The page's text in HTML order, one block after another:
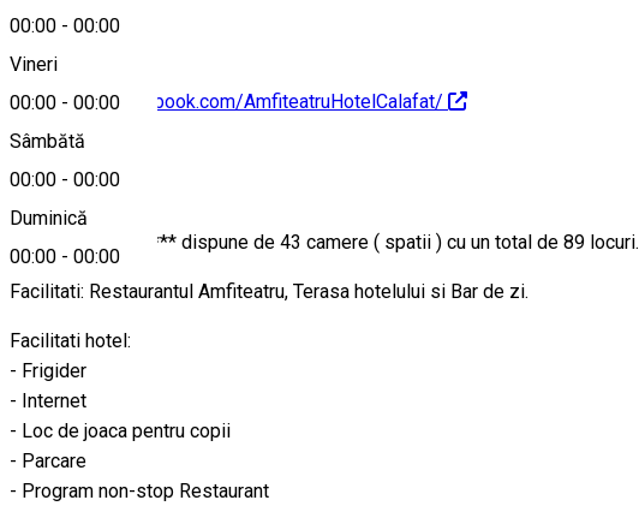
00:00 - 00:00
Vineri
00:00 - 00:00
Sâmbătă
00:00 - 00:00
Duminică
00:00 - 00:00
https://www.facebook.com/AmfiteatruHotelCalafat/
Despre
Hotel Amfiteatru *** dispune de 43 camere ( spatii ) cu un total de 89 locuri.
Facilitati: Restaurantul Amfiteatru, Terasa hotelului si Bar de zi.
Facilitati hotel:
- Frigider
- Internet
- Loc de joaca pentru copii
- Parcare
- Program non-stop Restaurant